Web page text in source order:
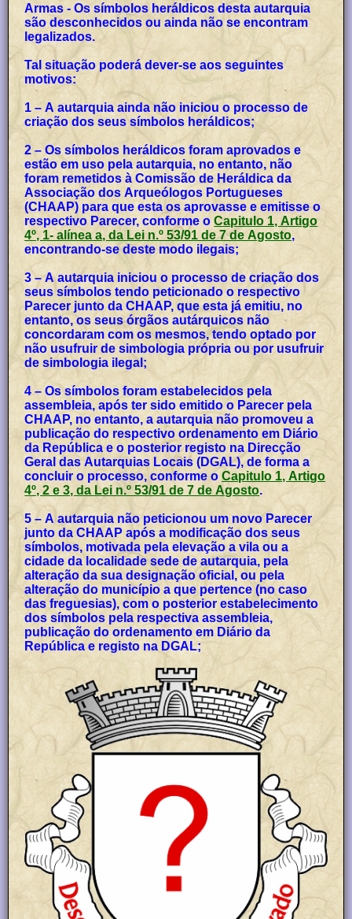
Armas - Os símbolos heráldicos desta autarquia
são desconhecidos ou ainda não se encontram
legalizados.
Tal situação poderá dever-se aos seguintes
motivos:
1 – A autarquia ainda não iniciou o processo de
criação dos seus símbolos heráldicos;
2 – Os símbolos heráldicos foram aprovados e
estão em uso pela autarquia, no entanto, não
foram remetidos à Comissão de Heráldica da
Associação dos Arqueólogos Portugueses
(CHAAP) para que esta os aprovasse e emitisse o
respectivo Parecer, conforme oCapitulo 1, Artigo
4º, 1- alínea a, da Lei n.º 53/91 de 7 de Agosto,
encontrando-se deste modo ilegais;
3 – A autarquia iniciou o processo de criação dos
seus símbolos tendo peticionado o respectivo
Parecer junto da CHAAP, que esta já emitiu, no
entanto, os seus órgãos autárquicos não
concordaram com os mesmos, tendo optado por
não usufruir de simbologia própria ou por usufruir
de simbologia ilegal;
4 – Os símbolos foram estabelecidos pela
assembleia, após ter sido emitido o Parecer pela
CHAAP, no entanto, a autarquia não promoveu a
publicação do respectivo ordenamento em Diário
da República e o posterior registo na Direcção
Geral das Autarquias Locais (DGAL), de forma a
concluir o processo, conforme oCapitulo 1, Artigo
4º, 2 e 3, da Lei n.º 53/91 de 7 de Agosto.
5 – A autarquia não peticionou um novo Parecer
junto da CHAAP após a modificação dos seus
símbolos, motivada pela elevação a vila ou a
cidade da localidade sede de autarquia, pela
alteração da sua designação oficial, ou pela
alteração do município a que pertence (no caso
das freguesias), com o posterior estabelecimento
dos símbolos pela respectiva assembleia,
publicação do ordenamento em Diário da
República e registo na DGAL;